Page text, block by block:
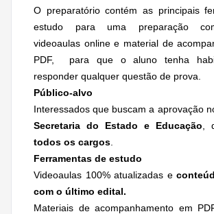
O preparatório contém as principais
estudo para uma preparação
videoaulas online e material de
PDF, para que o aluno tenha
responder qualquer questão de prova.
Público-alvo
Interessados que buscam a aprovação
Secretaria do Estado e Educação ,
todos os cargos
Ferramentas de estudo
Videoaulas 100% atualizadas e
com o último edital.
Materiais de acompanhamento em